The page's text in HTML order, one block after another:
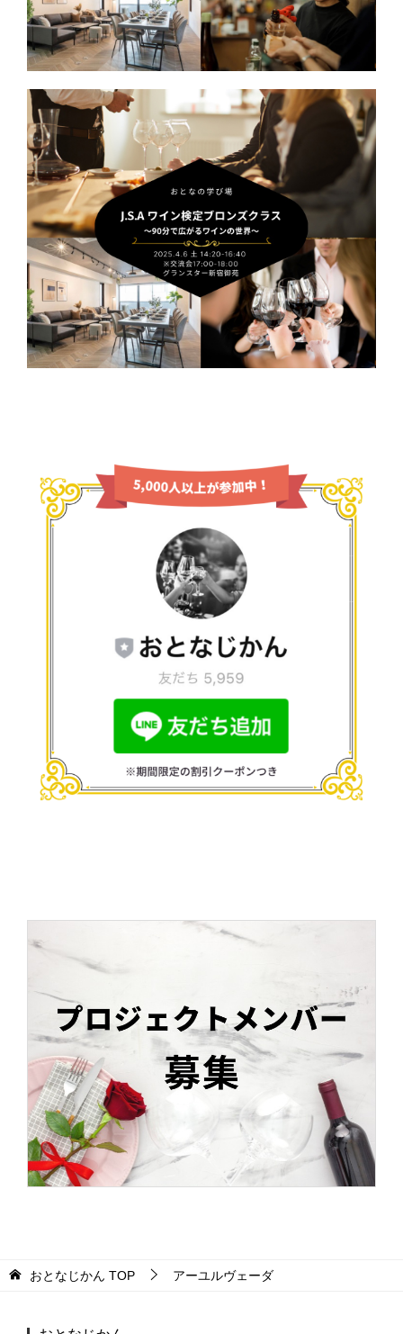
おとなじかん TOP アーユルヴェーダ